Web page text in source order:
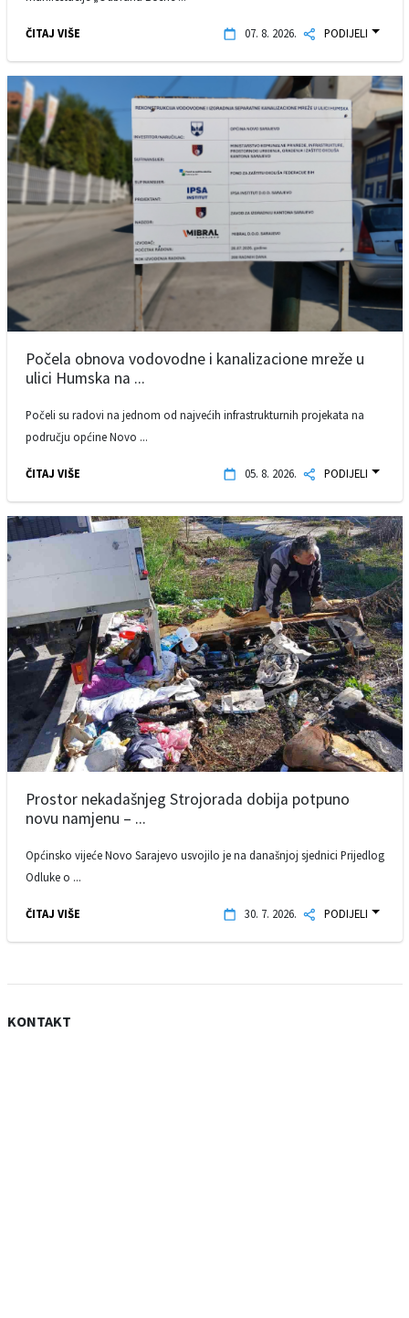
ČITAJ VIŠE 07. 8. 2026. PODIJELI
Počela obnova vodovodne i kanalizacione mreže u
ulici Humska na ...
Počeli su radovi na jednom od najvećih infrastrukturnih projekata na
području općine Novo ...
ČITAJ VIŠE 05. 8. 2026. PODIJELI
Prostor nekadašnjeg Strojorada dobija potpuno
novu namjenu – ...
Općinsko vijeće Novo Sarajevo usvojilo je na današnjoj sjednici Prijedlog
Odluke o ...
ČITAJ VIŠE 30. 7. 2026. PODIJELI
KONTAKT